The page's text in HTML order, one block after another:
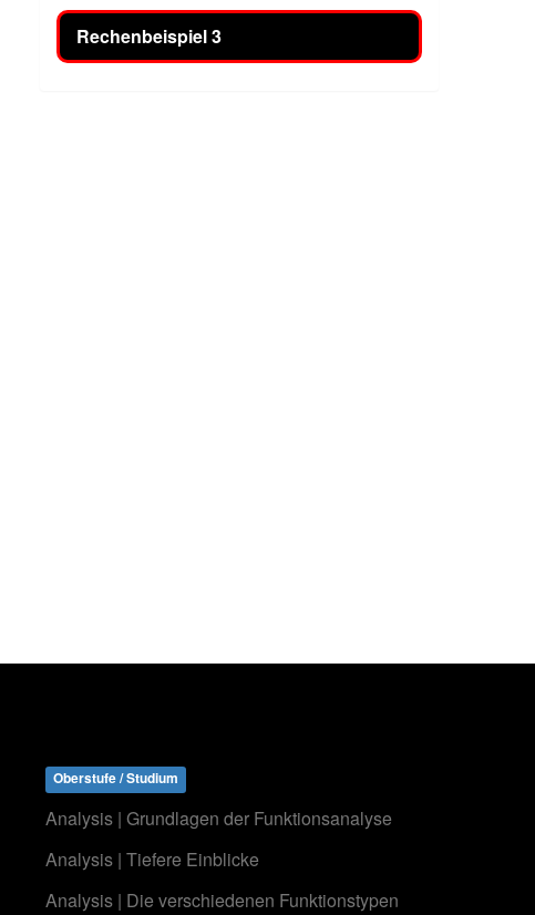
Rechenbeispiel 3
Oberstufe / Studium
Analysis | Grundlagen der Funktionsanalyse
Analysis | Tiefere Einblicke
Analysis | Die verschiedenen Funktionstypen